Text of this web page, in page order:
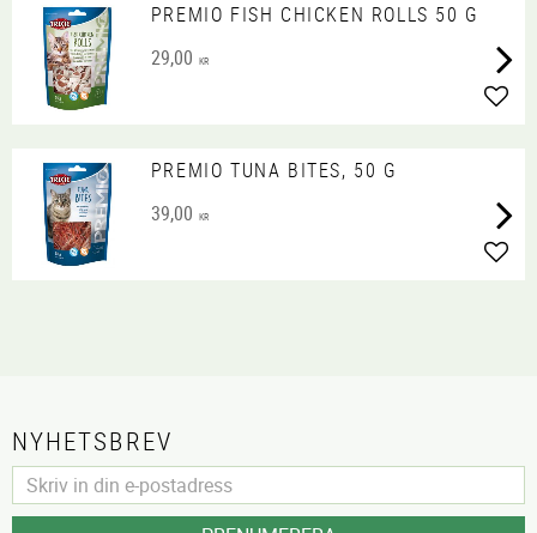
PREMIO FISH CHICKEN ROLLS 50 G
29,00 KR
PREMIO TUNA BITES, 50 G
39,00 KR
NYHETSBREV